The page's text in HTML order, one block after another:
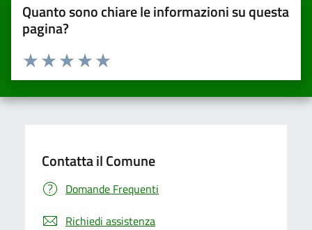
Quanto sono chiare le informazioni su questa
pagina?
Valuta da 1 a 5 stelle la pagina
Valuta 5 stelle su 5
Valuta 4 stelle su 5
Valuta 3 stelle su 5
Valuta 2 stelle su 5
Valuta una stella su 5
Contatta il Comune
Domande Frequenti
Richiedi assistenza